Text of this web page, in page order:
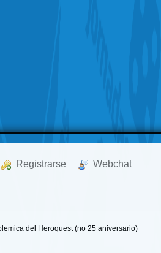
Registrarse Webchat
del Heroquest (no 25 aniversario)